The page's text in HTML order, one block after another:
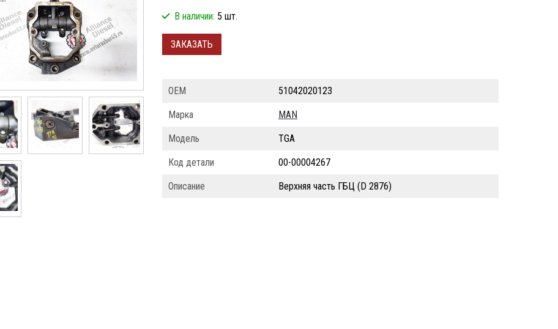
В наличии: 5 шт.
ЗАКАЗАТЬ
ОЕМ 51042020123
Марка MAN
Модель TGA
Код детали 00-00004267
Описание Верхняя часть ГБЦ (D 2876)